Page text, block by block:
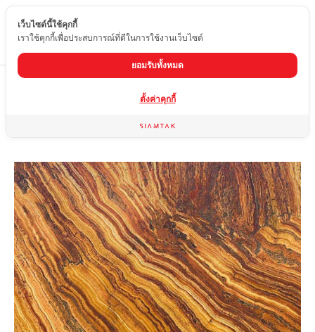
TH
หินอ่อน AMBER TRAVERTINE
เว็บไซต์นี้ใช้คุกกี้
เราใช้คุกกี้เพื่อประสบการณ์ที่ดีในการใช้งานเว็บไซต์
ยอมรับทั้งหมด
ตั้งค่าคุกกี้